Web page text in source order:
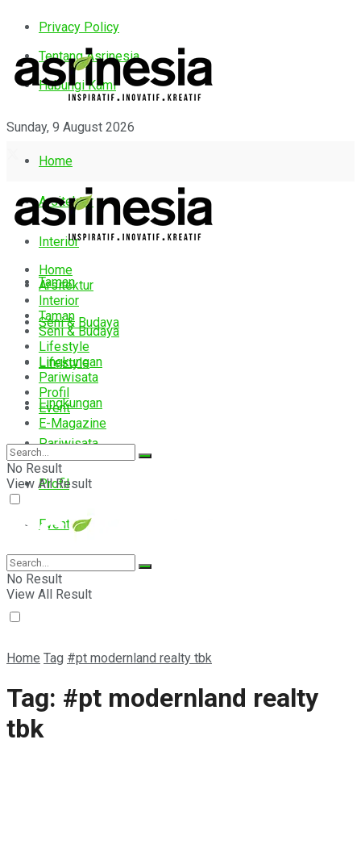
Privacy Policy
Tentang Asrinesia
Hubungi Kami
Sunday, 9 August 2026
Home
Arsitektur
Interior
Taman
Seni & Budaya
Lifestyle
Lingkungan
Pariwisata
Profil
Event
E-Magazine
Home
Arsitektur
Interior
Taman
Seni & Budaya
Lifestyle
Lingkungan
Pariwisata
Profil
Event
E-Magazine
No Result
View All Result
No Result
View All Result
Home Tag #pt modernland realty tbk
Tag: #pt modernland realty
tbk